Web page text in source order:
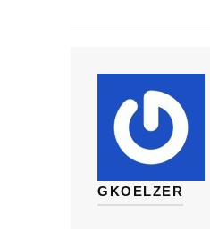
GKOELZER